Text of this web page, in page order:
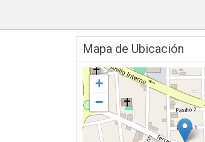
Mapa de Ubicación
+
−